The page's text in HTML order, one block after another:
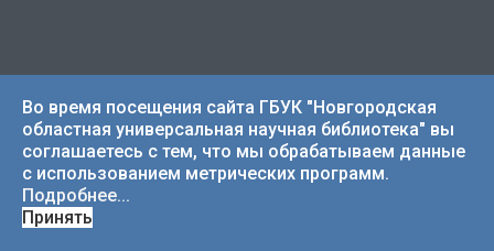
Во время посещения сайта ГБУК "Новгородская
областная универсальная научная библиотека" вы
соглашаетесь с тем, что мы обрабатываем данные
с использованием метрических программ.
Подробнее...
Принять